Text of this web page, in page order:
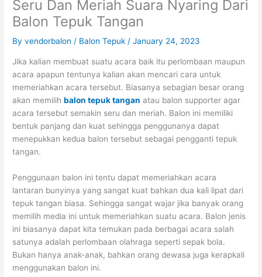
Seru Dan Meriah Suara Nyaring Dari
Balon Tepuk Tangan
Byvendorbalon / Balon Tepuk /January 24, 2023
Jika kalian membuat suatu acara baik itu perlombaan maupun
acara apapun tentunya kalian akan mencari cara untuk
memeriahkan acara tersebut. Biasanya sebagian besar orang
akan memilihbalon tepuk tangan atau balon supporter agar
acara tersebut semakin seru dan meriah. Balon ini memiliki
bentuk panjang dan kuat sehingga penggunanya dapat
menepukkan kedua balon tersebut sebagai pengganti tepuk
tangan.
Penggunaan balon ini tentu dapat memeriahkan acara
lantaran bunyinya yang sangat kuat bahkan dua kali lipat dari
tepuk tangan biasa. Sehingga sangat wajar jika banyak orang
memilih media ini untuk memeriahkan suatu acara. Balon jenis
ini biasanya dapat kita temukan pada berbagai acara salah
satunya adalah perlombaan olahraga seperti sepak bola.
Bukan hanya anak-anak, bahkan orang dewasa juga kerapkali
menggunakan balon ini.